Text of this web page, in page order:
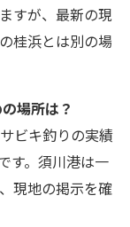
すが、最新の現
桂浜とは別の場
場所は？
ビキ釣りの実績
す。須川港は一
現地の掲示を確